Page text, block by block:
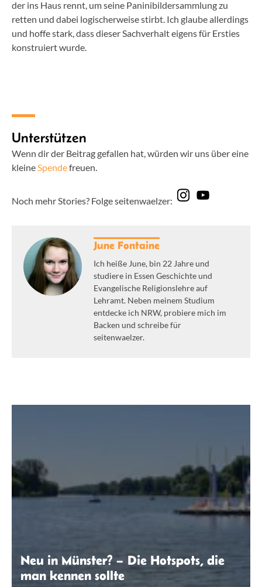
der ins Haus rennt, um seine Paninibildersammlung zu
retten und dabei logischerweise stirbt. Ich glaube allerdings
und hoffe stark, dass dieser Sachverhalt eigens für Ersties
konstruiert wurde.
Unterstützen
Wenn dir der Beitrag gefallen hat, würden wir uns über eine
kleineSpendefreuen.
Noch mehr Stories? Folge seitenwaelzer:
June Fontaine
Ich heiße June, bin 22 Jahre und
studiere in Essen Geschichte und
Evangelische Religionslehre auf
Lehramt. Neben meinem Studium
entdecke ich NRW, probiere mich im
Backen und schreibe für
seitenwaelzer.
Neu in Münster? – Die Hotspots, die
man kennen sollte